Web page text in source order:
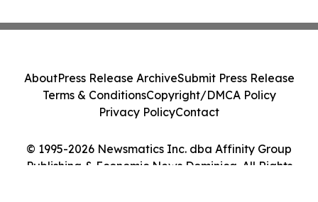
© 1995-2026 Newsmatics Inc. dba Affinity Group
Publishing & Economic News Dominica. All Rights
AboutPress Release ArchiveSubmit Press Release
Terms & ConditionsCopyright/DMCA Policy
Privacy PolicyContact